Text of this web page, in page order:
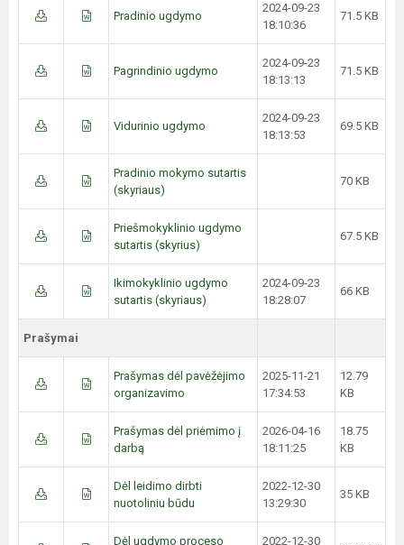
Pradinio ugdymo
2024-09-23
18:10:36
71.5 KB
Pagrindinio ugdymo
2024-09-23
18:13:13
71.5 KB
Vidurinio ugdymo
2024-09-23
18:13:53
69.5 KB
Pradinio mokymo sutartis
(skyriaus)
70 KB
Priešmokyklinio ugdymo
sutartis (skyrius)
67.5 KB
Ikimokyklinio ugdymo
sutartis (skyriaus)
2024-09-23
18:28:07
66 KB
Prašymai
Prašymas dėl pavėžėjimo
organizavimo
2025-11-21
17:34:53
12.79
KB
Prašymas dėl priėmimo į
darbą
2026-04-16
18:11:25
18.75
KB
Dėl leidimo dirbti
nuotoliniu būdu
2022-12-30
13:29:30
35 KB
Dėl ugdymo proceso
2022-12-30